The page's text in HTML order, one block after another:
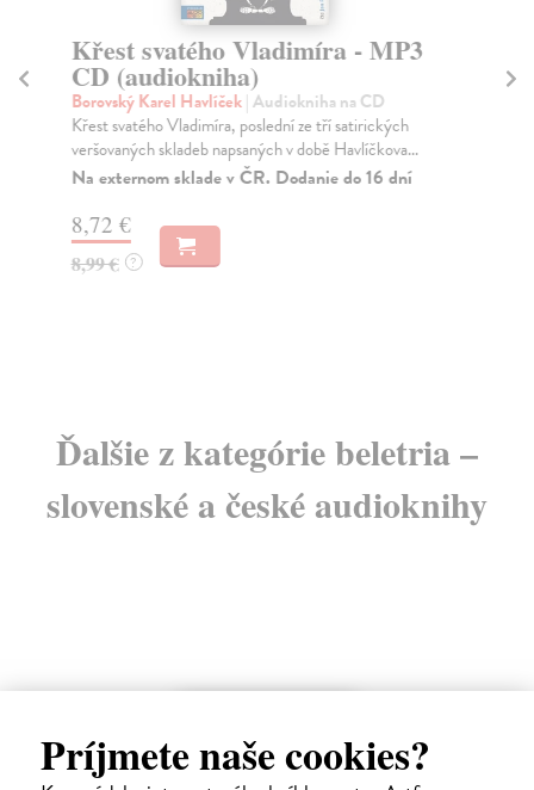
Príjmete naše cookies?
Křest svatého Vladimíra - MP3
CD (audiokniha)
Borovský Karel Havlíček| Audiokniha na CD
Křest svatého Vladimíra, poslední ze tří satirických
veršovaných skladeb napsaných v době Havlíčkova...
Na externom sklade v ČR. Dodanie do 16 dní
8,72 €
8,99 € ?
Ďalšie z kategórie beletria –
slovenské a české audioknihy